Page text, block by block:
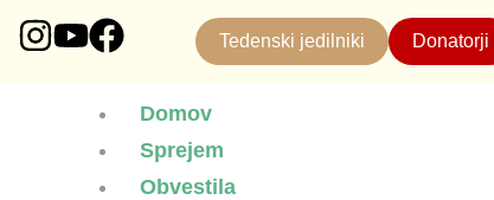
Tedenski jedilniki Donatorji
Domov
Sprejem
Obvestila